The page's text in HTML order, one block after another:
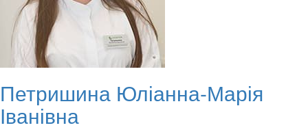
Петришина Юліанна-Марія
Іванівна